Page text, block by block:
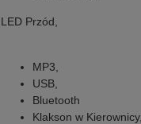
LED Przód,
MP3,
USB,
Bluetooth
Klakson w Kierownicy,